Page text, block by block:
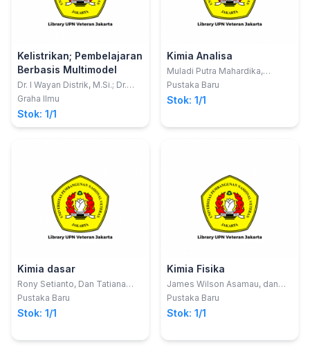
Kelistrikan; Pembelajaran
Berbasis Multimodel
Dr. I Wayan Distrik, M.Si.; Dr.
Kartini Herlina, M.Si.
Graha Ilmu
Stok: 1/1
Kimia Analisa
Muladi Putra Mahardika,
Tatiana Siska Wardani Dan
Pustaka Baru
Stok: 1/1
Kimia dasar
Rony Setianto, Dan Tatiana
Siska Wardani
Pustaka Baru
Stok: 1/1
Kimia Fisika
James Wilson Asamau, dan
Tatiana Siska Wardani
Pustaka Baru
Stok: 1/1